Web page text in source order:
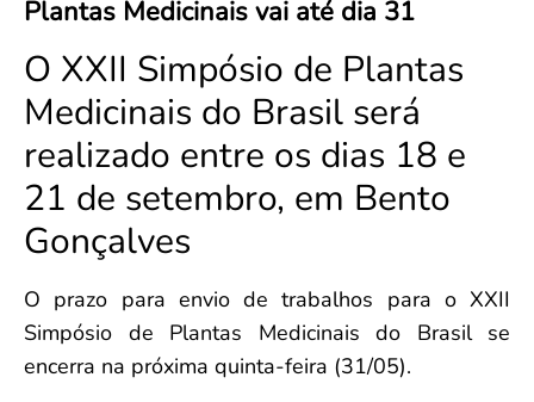
Convenção Coletiva 2025/2026 – Piso salarial Farmácias e Drogaria
Calendário Eleitoral
Candidatos
Dúvidas Frequentes
Eleições Anteriores
Plantas Medicinais vai até dia 31
O XXII Simpósio de Plantas
Medicinais do Brasil será
realizado entre os dias 18 e
21 de setembro, em Bento
Gonçalves
O prazo para envio de trabalhos para o XXII
Simpósio de Plantas Medicinais do Brasil se
encerra na próxima quinta-feira (31/05).